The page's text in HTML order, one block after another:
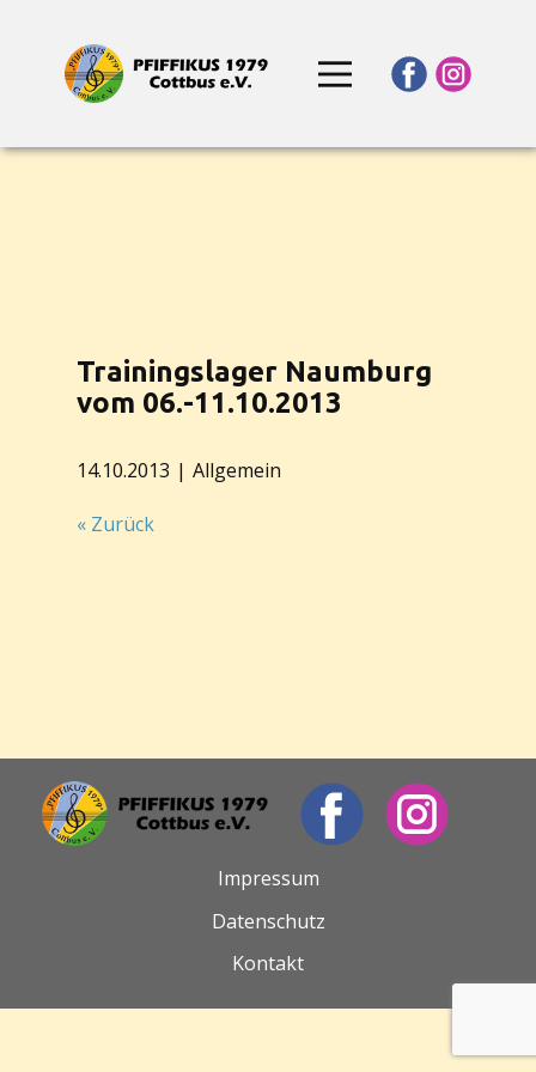
Trainingslager Naumburg
vom 06.-11.10.2013
14.10.2013 Allgemein
« Zurück
Impressum
Datenschutz
Kontakt